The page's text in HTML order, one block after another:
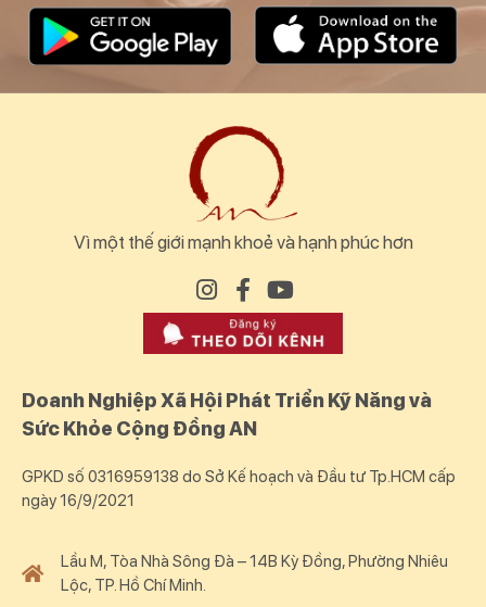
Vì một thế giới mạnh khoẻ và hạnh phúc hơn
Doanh Nghiệp Xã Hội Phát Triển Kỹ Năng và
Sức Khỏe Cộng Đồng AN
GPKD số 0316959138 do Sở Kế hoạch và Đầu tư Tp.HCM cấp
ngày 16/9/2021
Lầu M, Tòa Nhà Sông Đà – 14B Kỳ Đồng, Phường Nhiêu
Lộc, TP. Hồ Chí Minh.